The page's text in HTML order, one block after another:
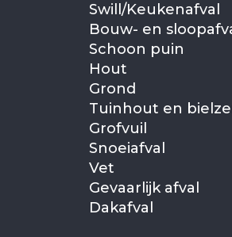
Swill/Keukenafval
Bouw- en
Schoon puin
Hout
Grond
Tuinhout en
Grofvuil
Snoeiafval
Vet
Gevaarlijk afval
Dakafval